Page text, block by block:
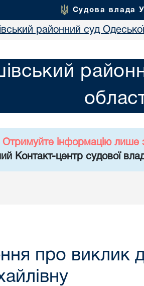
Судова влада
районний суд Одеської
Отримуйте інформацію лише
Контакт-центр судової
про виклик